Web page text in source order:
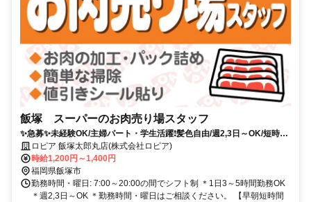
飯塚 スーパーのお肉売り場スタッフ
✨急募✨未経験OK/主婦パート・学生活躍❗︎髪色自由/週2,3日～OK/短時間
OK ロピア 飯塚太郎丸店(株式会社ロピア)
時給1,200円～1,400円
福岡県飯塚市
勤務時間・曜日: 7:00～20:00の間でシフト制 ＊1日3～5時間勤務OK
＊週2,3日～OK ＊勤務時間・曜日はご相談ください。 【早朝短時間